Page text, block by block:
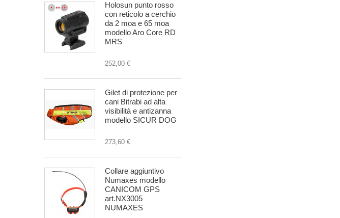
Holosun punto rosso
con reticolo a cerchio
da 2 moa e 65 moa
modello Aro Core RD
MRS
252,00 €
Gilet di protezione per
cani Bitrabi ad alta
visibilità e antizanna
modello SICUR DOG
273,60 €
Collare aggiuntivo
Numaxes modello
CANICOM GPS
art.NX3005
NUMAXES